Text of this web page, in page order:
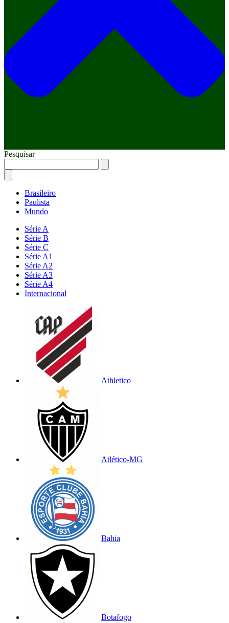
Pesquisar
Brasileiro
Paulista
Mundo
Série A
Série B
Série C
Série A1
Série A2
Série A3
Série A4
Internacional
Athletico
Atlético-MG
Bahia
Botafogo